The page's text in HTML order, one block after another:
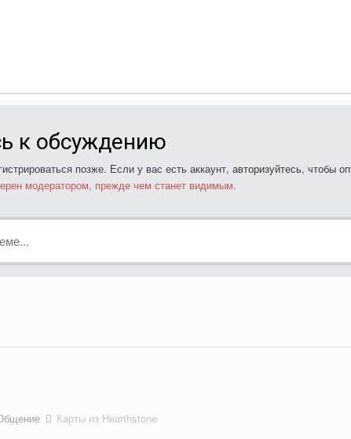
к обсуждению
позже. Если у вас есть аккаунт, авторизуйтесь, чтобы
модератором, прежде чем станет видимым.
Карты из Hearthstone